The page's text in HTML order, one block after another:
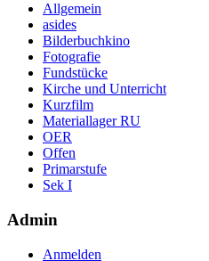
Allgemein
asides
Bilderbuchkino
Fotografie
Fundstücke
Kirche und Unterricht
Kurzfilm
Materiallager RU
OER
Offen
Primarstufe
Sek I
Admin
Anmelden